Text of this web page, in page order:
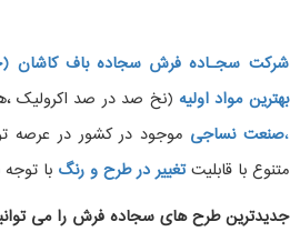
شرکت سجـاده فرش سجاده باف کاشان
بهترین مواد اولیه (نخ صد در صد اکرولیک
صنعت نساجی، موجود در کشور در عرصه
متنوع با قابلیتتغییر در طرح و رنگ با
جدیدترین طرح های سجاده فرش را می